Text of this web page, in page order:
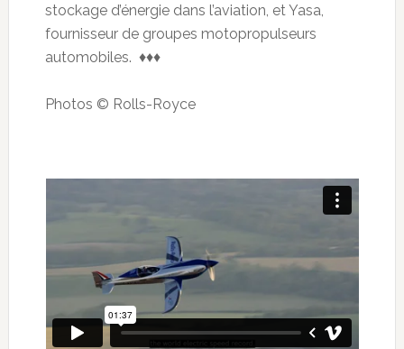
stockage d’énergie dans l’aviation, et Yasa,
fournisseur de groupes motopropulseurs
automobiles. ♦♦♦
Photos © Rolls-Royce